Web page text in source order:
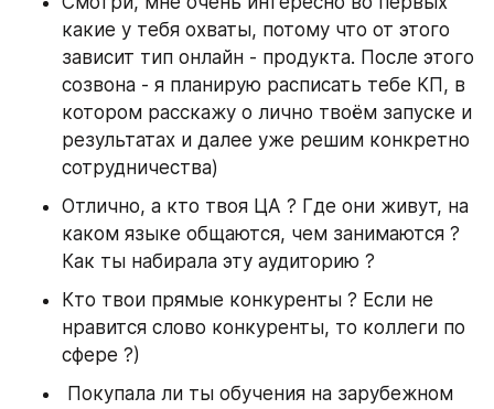
какие у тебя охваты, потому что от этого
зависит тип онлайн - продукта. После этого
созвона - я планирую расписать тебе КП, в
котором расскажу о лично твоём запуске и
результатах и далее уже решим конкретно
сотрудничества)
Отлично, а кто твоя ЦА ? Где они живут, на
каком языке общаются, чем занимаются ?
Как ты набирала эту аудиторию ?
Кто твои прямые конкуренты ? Если не
нравится слово конкуренты, то коллеги по
сфере ?)